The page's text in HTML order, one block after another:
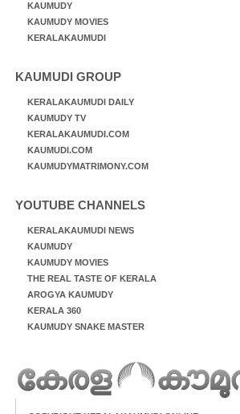
KAUMUDY
KAUMUDY MOVIES
KERALAKAUMUDI
KAUMUDI GROUP
KERALAKAUMUDI DAILY
KAUMUDY TV
KERALAKAUMUDI.COM
KAUMUDI.COM
KAUMUDYMATRIMONY.COM
YOUTUBE CHANNELS
KERALAKAUMUDI NEWS
KAUMUDY
KAUMUDY MOVIES
THE REAL TASTE OF KERALA
AROGYA KAUMUDY
KERALA 360
KAUMUDY SNAKE MASTER